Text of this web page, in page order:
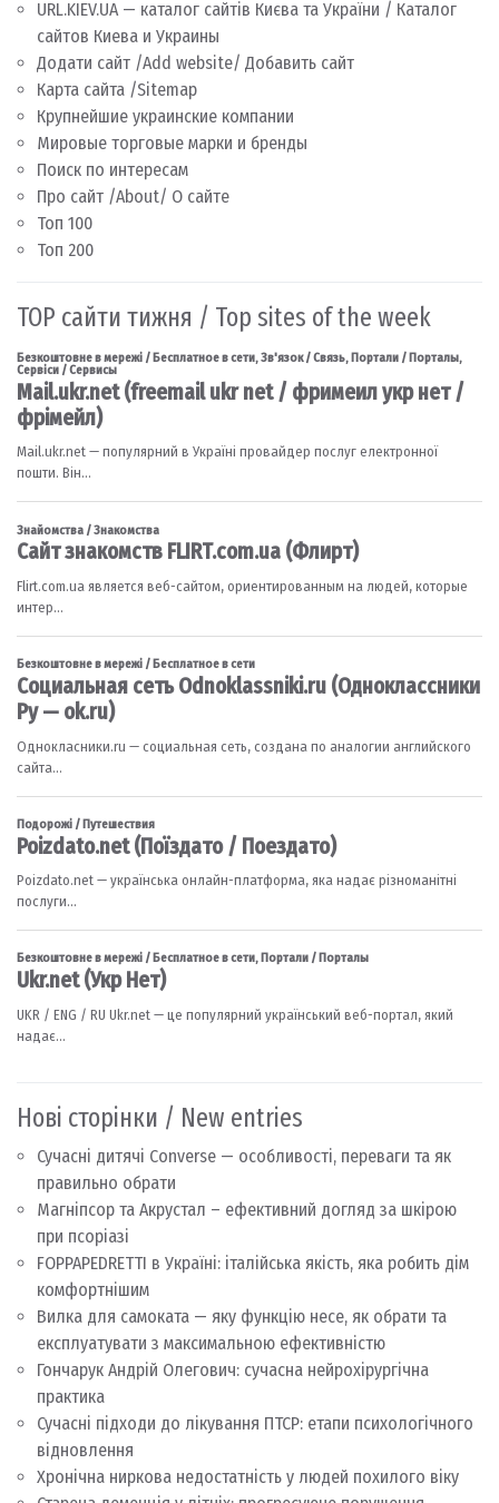
URL.KIEV.UA — каталог сайтів Києва та України / Каталог
сайтов Киева и Украины
Додати сайт /Add website/ Добавить сайт
Карта сайта /Sitemap
Крупнейшие украинские компании
Мировые торговые марки и бренды
Поиск по интересам
Про сайт /About/ О сайте
Топ 100
Топ 200
TOP сайти тижня / Top sites of the week
Нові сторінки / New entries
Сучасні дитячі Converse — особливості, переваги та як
правильно обрати
Магніпсор та Акрустал – ефективний догляд за шкірою
при псоріазі
FOPPAPEDRETTI в Україні: італійська якість, яка робить дім
комфортнішим
Вилка для самоката — яку функцію несе, як обрати та
експлуатувати з максимальною ефективністю
Гончарук Андрій Олегович: сучасна нейрохірургічна
практика
Сучасні підходи до лікування ПТСР: етапи психологічного
відновлення
Хронічна ниркова недостатність у людей похилого віку